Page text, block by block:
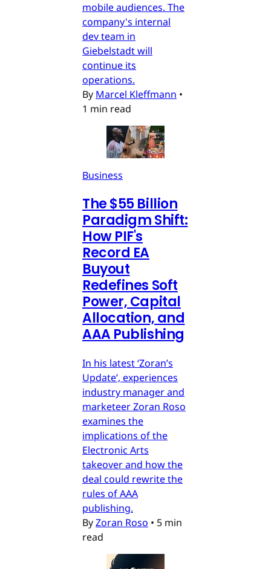
mobile audiences. The
company's internal
dev team in
Giebelstadt will
continue its
operations.
By Marcel Kleffmann •
1 min read
Business
The $55 Billion
Paradigm Shift:
How PIF's
Record EA
Buyout
Redefines Soft
Power, Capital
Allocation, and
AAA Publishing
In his latest ‘Zoran’s
Update’, experiences
industry manager and
marketeer Zoran Roso
examines the
implications of the
Electronic Arts
takeover and how the
deal could rewrite the
rules of AAA
publishing.
ByZoran Roso • 5 min
read